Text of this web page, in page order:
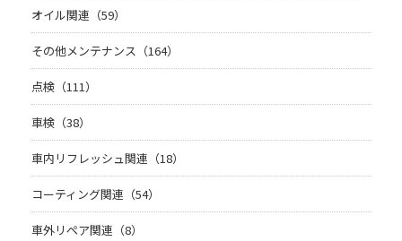
オイル関連（59）
その他メンテナンス（164）
点検（111）
車検（38）
車内リフレッシュ関連（18）
コーティング関連（54）
車外リペア関連（8）